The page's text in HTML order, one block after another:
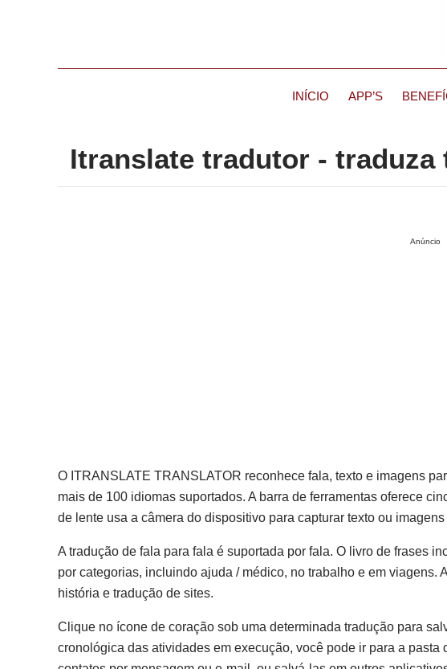
INÍCIO APP’S
Itranslate tradutor - traduza
Anúncio
O ITRANSLATE TRANSLATOR reconhece fala, texto e imagens
mais de 100 idiomas suportados. A barra de ferramentas oferece
de lente usa a câmera do dispositivo para capturar texto ou
A tradução de fala para fala é suportada por fala. O livro de frases
por categorias, incluindo ajuda / médico, no trabalho e em viagens.
história e tradução de sites.
Clique no ícone de coração sob uma determinada tradução para
cronológica das atividades em execução, você pode ir para a